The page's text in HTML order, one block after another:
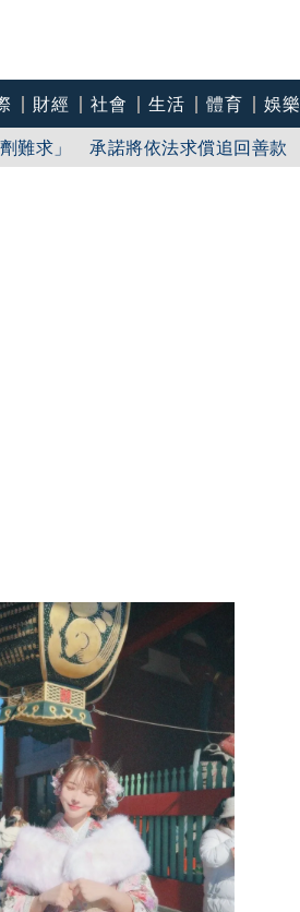
財經 社會 生活 體育 娛樂
保官來再說
難求」 承諾將依法求償追回善款